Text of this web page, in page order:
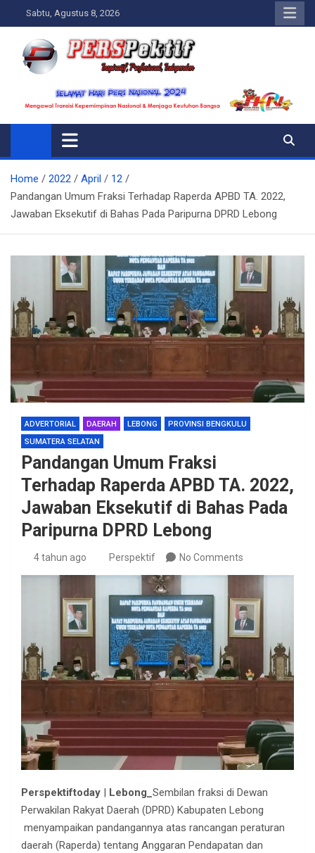
to
content
Sabtu, Agustus 8, 2026
Perspektif.today
Ispiratif Profesional Independen
Home 2022 April
12
Pandangan Umum Fraksi Terhadap Raperda APBD TA. 2022,
Jawaban Eksekutif di Bahas Pada Paripurna DPRD Lebong
ADVERTORIAL DAERAH LEBONG
PROVINSI BENGKULU
SUMATERA SELATAN
Pandangan Umum Fraksi
Terhadap Raperda APBD TA. 2022,
Jawaban Eksekutif di Bahas Pada
Paripurna DPRD Lebong
4 tahun ago Perspektif No Comments
Perspektiftoday | Lebong_ Sembilan fraksi di Dewan
Perwakilan Rakyat Daerah (DPRD) Kabupaten Lebong
menyampaikan pandangannya atas rancangan peraturan
daerah (Raperda) tentang Anggaran Pendapatan dan